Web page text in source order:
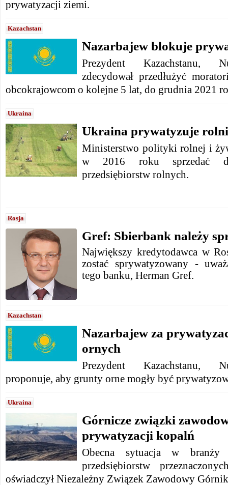
prywatyzacji ziemi.
Kazachstan
Nazarbajew blokuje
Prezydent Kazachstanu,
zdecydował przedłużyć
obcokrajowcom o kolejne 5 lat, do grudnia 2021
Ukraina
Ukraina prywatyzuje
Ministerstwo polityki rolnej i
w 2016 roku sprzedać
przedsiębiorstw rolnych.
Rosja
Gref: Sbierbank należy
Największy kredytodawca w
zostać sprywatyzowany -
tego banku, Herman Gref.
Kazachstan
Nazarbajew za
ornych
Prezydent Kazachstanu,
proponuje, aby grunty orne mogły być
Ukraina
Górnicze związki
prywatyzacji kopalń
Obecna sytuacja w branży
przedsiębiorstw
oświadczył Niezależny Związek Zawodowy